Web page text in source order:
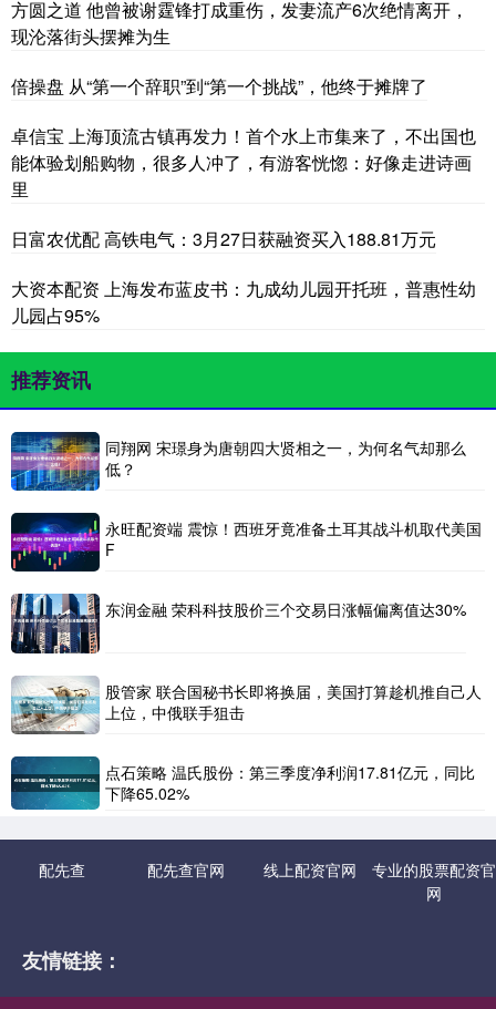
方圆之道 他曾被谢霆锋打成重伤，发妻流产6次绝情离开，
现沦落街头摆摊为生
倍操盘 从“第一个辞职”到“第一个挑战”，他终于摊牌了
卓信宝 上海顶流古镇再发力！首个水上市集来了，不出国也
能体验划船购物，很多人冲了，有游客恍惚：好像走进诗画
里
日富农优配 高铁电气：3月27日获融资买入188.81万元
大资本配资 上海发布蓝皮书：九成幼儿园开托班，普惠性幼
儿园占95%
推荐资讯
同翔网 宋璟身为唐朝四大贤相之一，为何名气却那么
低？
永旺配资端 震惊！西班牙竟准备土耳其战斗机取代美国
F
东润金融 荣科科技股价三个交易日涨幅偏离值达30%
股管家 联合国秘书长即将换届，美国打算趁机推自己人
上位，中俄联手狙击
点石策略 温氏股份：第三季度净利润17.81亿元，同比
下降65.02%
配先查 配先查官网 线上配资官网
专业的股票配资官
网
友情链接：